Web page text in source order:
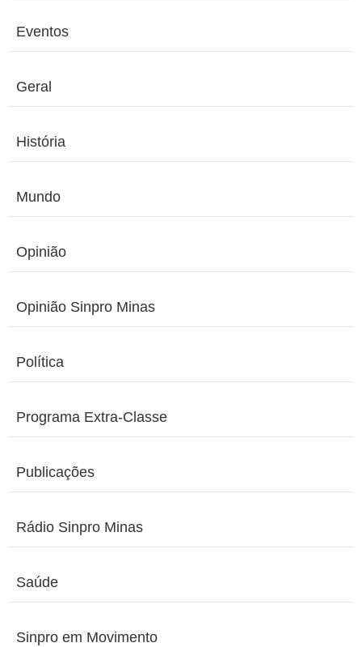
Eventos
Geral
História
Mundo
Opinião
Opinião Sinpro Minas
Política
Programa Extra-Classe
Publicações
Rádio Sinpro Minas
Saúde
Sinpro em Movimento